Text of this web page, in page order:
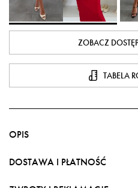
ZOBACZ
TABELA
OPIS
DOSTAWA I PŁATNOŚĆ